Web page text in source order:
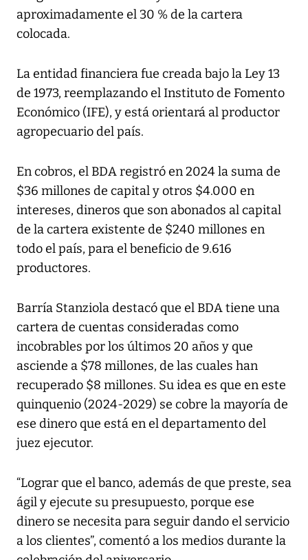
aproximadamente el 30 % de la cartera
colocada.
La entidad financiera fue creada bajo la Ley 13
de 1973, reemplazando el Instituto de Fomento
Económico (IFE), y está orientará al productor
agropecuario del país.
En cobros, el BDA registró en 2024 la suma de
$36 millones de capital y otros $4.000 en
intereses, dineros que son abonados al capital
de la cartera existente de $240 millones en
todo el país, para el beneficio de 9.616
productores.
Barría Stanziola destacó que el BDA tiene una
cartera de cuentas consideradas como
incobrables por los últimos 20 años y que
asciende a $78 millones, de las cuales han
recuperado $8 millones. Su idea es que en este
quinquenio (2024-2029) se cobre la mayoría de
ese dinero que está en el departamento del
juez ejecutor.
“Lograr que el banco, además de que preste, sea
ágil y ejecute su presupuesto, porque ese
dinero se necesita para seguir dando el servicio
a los clientes”, comentó a los medios durante la